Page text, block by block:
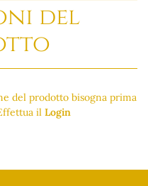
del
del prodotto bisogna prima
il Login